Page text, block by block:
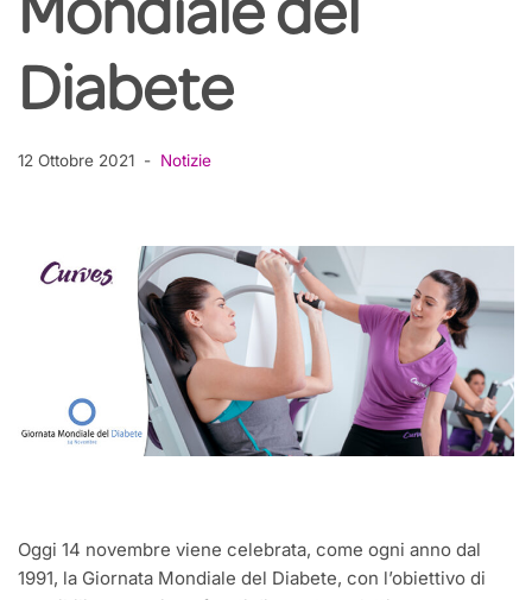
Mondiale del
Diabete
12 Ottobre 2021 Notizie
Oggi 14 novembre viene celebrata, come ogni anno dal
1991, la Giornata Mondiale del Diabete, con l’obiettivo di